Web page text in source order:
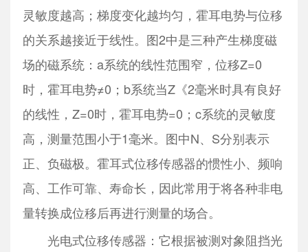
灵敏度越高；梯度变化越均匀，霍耳电势与位移
的关系越接近于线性。图2中是三种产生梯度磁
场的磁系统：a系统的线性范围窄，位移Z=0
时，霍耳电势≠0；b系统当Z《2毫米时具有良好
的线性，Z=0时，霍耳电势=0；c系统的灵敏度
高，测量范围小于1毫米。图中N、S分别表示
正、负磁极。霍耳式位移传感器的惯性小、频响
高、工作可靠、寿命长，因此常用于将各种非电
量转换成位移后再进行测量的场合。
光电式位移传感器：它根据被测对象阻挡光